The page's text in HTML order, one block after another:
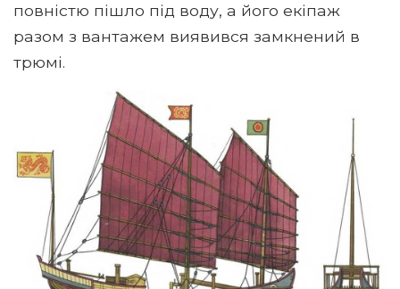
повністю пішло під воду, а його екіпаж
разом з вантажем виявився замкнений в
трюмі.